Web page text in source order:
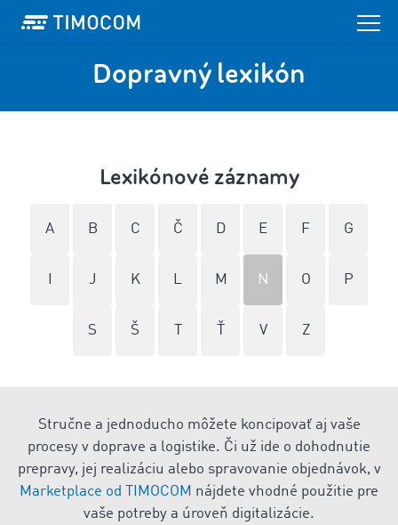
Dopravný lexikón
Lexikónové záznamy
A B C Č D E F G
J K L M N O P
S Š V Z
Stručne a jednoducho môžete koncipovať aj vaše
procesy v doprave a logistike. Či už ide o dohodnutie
prepravy, jej realizáciu alebo spravovanie objednávok, v
Marketplace od TIMOCOM nájdete vhodné použitie pre
vaše potreby a úroveň digitalizácie.